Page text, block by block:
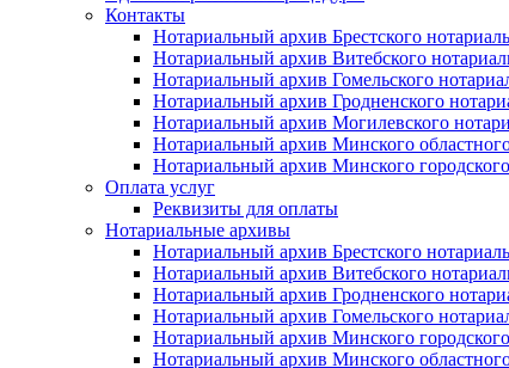
Контакты
Нотариальный архив Брестского
Нотариальный архив Витебского
Нотариальный архив Гомельского
Нотариальный архив Гродненского
Нотариальный архив Могилевского
Нотариальный архив Минского
Нотариальный архив Минского
Оплата услуг
Реквизиты для оплаты
Нотариальные архивы
Нотариальный архив Брестского
Нотариальный архив Витебского
Нотариальный архив Гродненского
Нотариальный архив Гомельского
Нотариальный архив Минского
Нотариальный архив Минского